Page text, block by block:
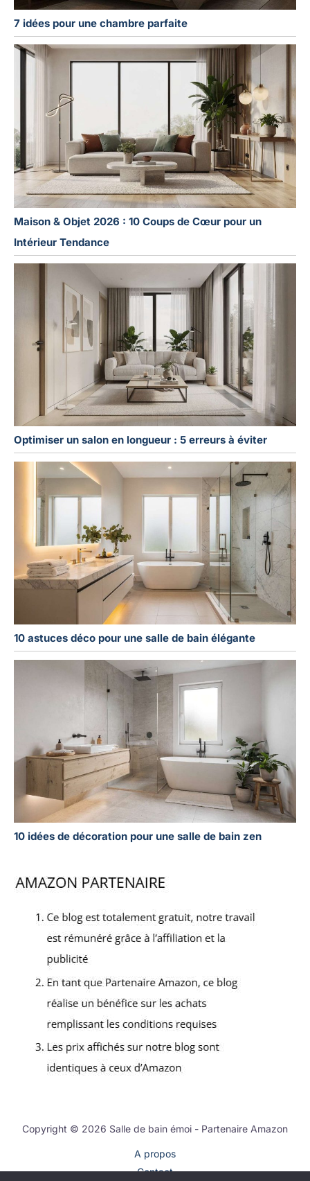
7 idées pour une chambre parfaite
Maison & Objet 2026 : 10 Coups de Cœur pour un
Intérieur Tendance
Optimiser un salon en longueur : 5 erreurs à éviter
10 astuces déco pour une salle de bain élégante
10 idées de décoration pour une salle de bain zen
Copyright © 2026 Salle de bain émoi - Partenaire Amazon
A propos
Contact